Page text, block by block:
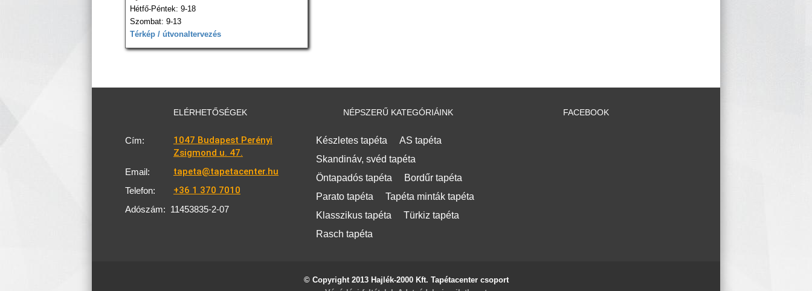
Hétfő-Péntek: 9-18
Szombat: 9-13
Térkép / útvonaltervezés
ELÉRHETŐSÉGEK
Cím:
1047 Budapest Perényi
Zsigmond u. 47.
Email: tapeta@tapetacenter.hu
Telefon: +36 1 370 7010
Adószám: 11453835-2-07
NÉPSZERŰ KATEGÓRIÁINK
Készletes tapéta
AS tapéta
Skandináv, svéd tapéta
Öntapadós tapéta
Bordűr tapéta
Parato tapéta
Tapéta minták tapéta
Klasszikus tapéta
Türkiz tapéta
Rasch tapéta
FACEBOOK
© Copyright 2013 Hajlék-2000 Kft. Tapétacenter csoport